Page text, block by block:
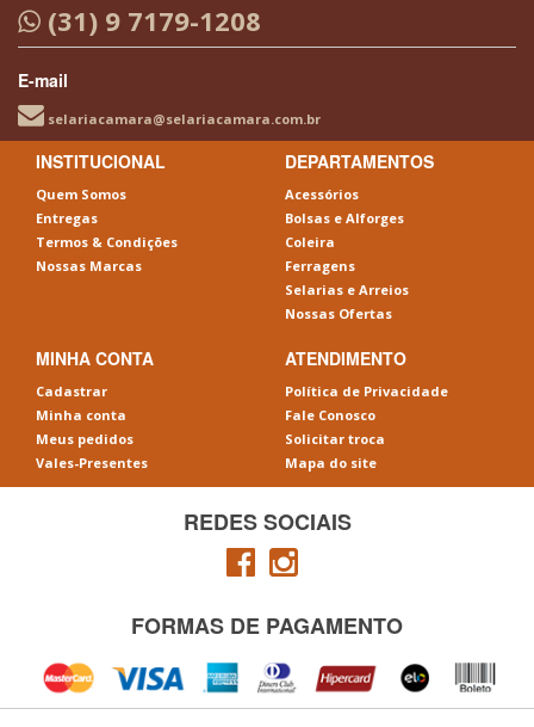
(31) 9 7179-1208
E-mail
selariacamara@selariacamara.com.br
INSTITUCIONAL
Quem Somos
Entregas
Termos & Condições
Nossas Marcas
DEPARTAMENTOS
Acessórios
Bolsas e Alforges
Coleira
Ferragens
Selarias e Arreios
Nossas Ofertas
MINHA CONTA
Cadastrar
Minha conta
Meus pedidos
Vales-Presentes
ATENDIMENTO
Política de Privacidade
Fale Conosco
Solicitar troca
Mapa do site
REDES SOCIAIS
FORMAS DE PAGAMENTO